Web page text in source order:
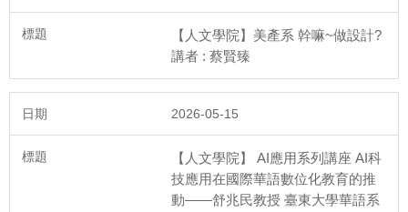
【人文學院】美產系 幹嘛~做設計?
講者 : 蔡賢臻
2026-05-15
【人文學院】 AI應用系列講座 AI科
技應用在國際華語數位化教育的推
動——舒兆民教授 臺東大學華語系
第三次院長遴選委員會